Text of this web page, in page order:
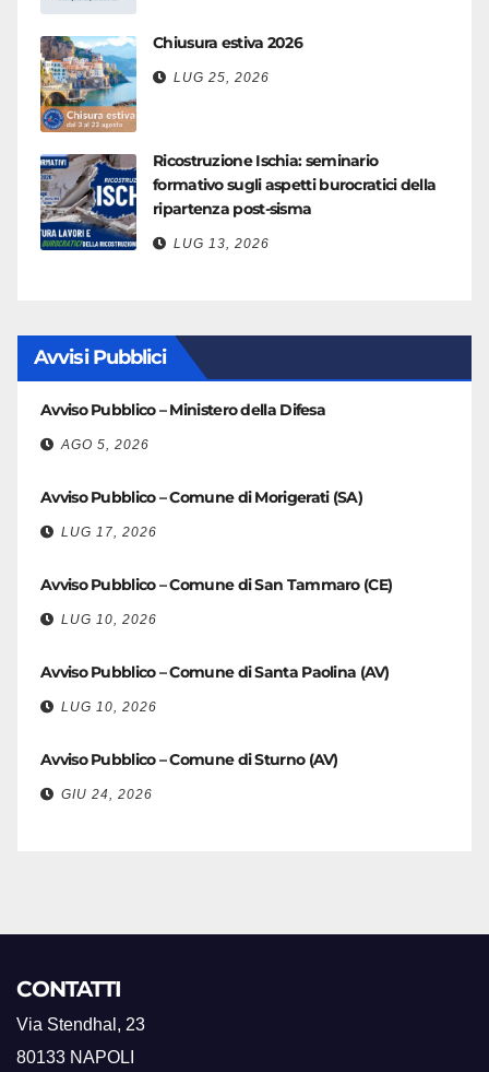
Chiusura estiva 2026
LUG 25, 2026
Ricostruzione Ischia: seminario
formativo sugli aspetti burocratici della
ripartenza post-sisma
LUG 13, 2026
Avvisi Pubblici
Avviso Pubblico – Ministero della Difesa
AGO 5, 2026
Avviso Pubblico – Comune di Morigerati (SA)
LUG 17, 2026
Avviso Pubblico – Comune di San Tammaro (CE)
LUG 10, 2026
Avviso Pubblico – Comune di Santa Paolina (AV)
LUG 10, 2026
Avviso Pubblico – Comune di Sturno (AV)
GIU 24, 2026
CONTATTI
Via Stendhal, 23
80133 NAPOLI